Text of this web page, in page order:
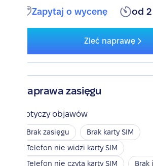
Zapytaj o wycenę od
Zleć naprawę
Naprawa zasięgu
Dotyczy objawów
Brak zasięgu
Brak karty SIM
Telefon nie widzi karty SIM
Telefon nie czyta karty SIM
Brak